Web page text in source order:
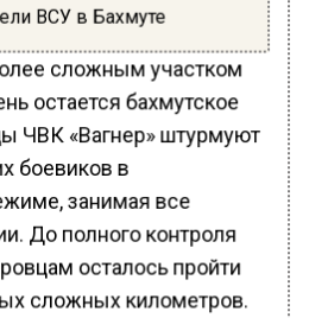
ВСУ в Бахмуте
сложным участком
остается бахмутское
ЧВК «Вагнер» штурмуют
боевиков в
занимая все
До полного контроля
осталось пройти
сложных километров.